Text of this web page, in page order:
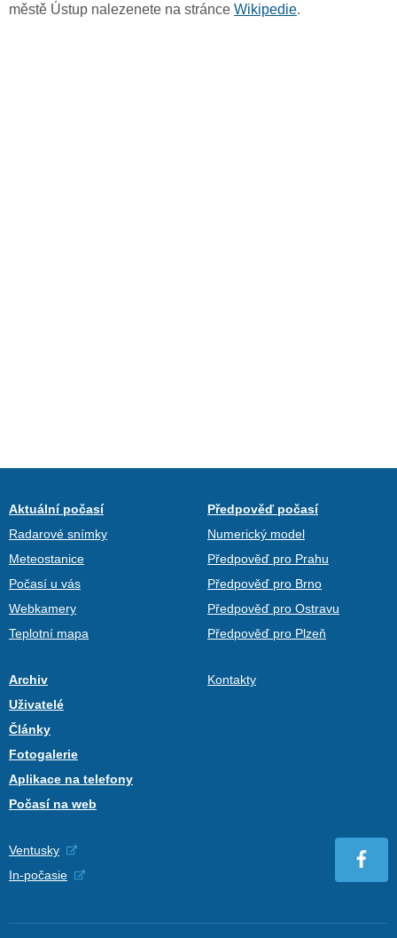
městě Ústup nalezenete na stránce Wikipedie.
Aktuální počasí
Radarové snímky
Meteostanice
Počasí u vás
Webkamery
Teplotní mapa
Předpověď počasí
Numerický model
Předpověď pro Prahu
Předpověď pro Brno
Předpověď pro Ostravu
Předpověď pro Plzeň
Archiv
Uživatelé
Články
Fotogalerie
Aplikace na telefony
Počasí na web
Kontakty
Ventusky
In-počasie